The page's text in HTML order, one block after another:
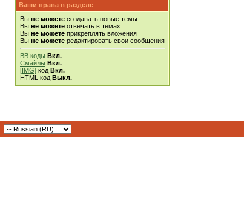
Ваши права в разделе
Вы не можете создавать новые темы
Вы не можете отвечать в темах
Вы не можете прикреплять вложения
Вы не можете редактировать свои сообщения
BB коды Вкл.
Смайлы Вкл.
[IMG] код Вкл.
HTML код Выкл.